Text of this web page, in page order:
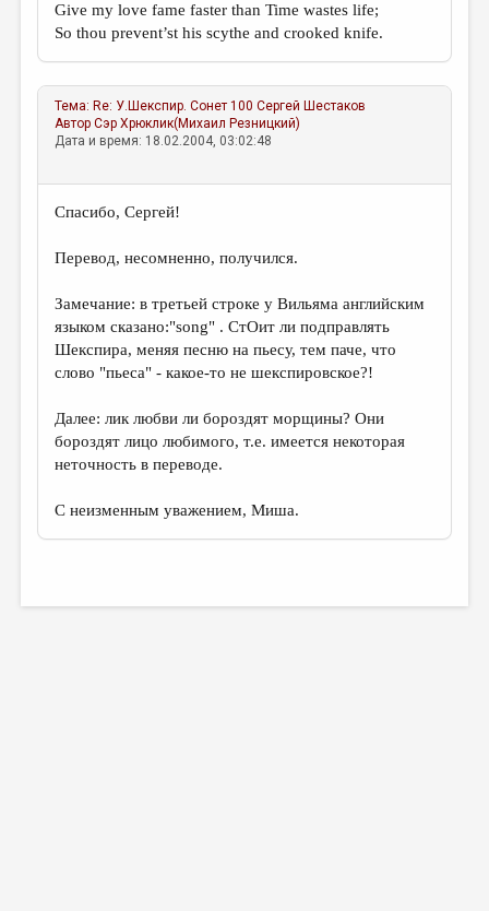
Give my love fame faster than Time wastes life;
So thou prevent’st his scythe and crooked knife.
Тема: Re: У.Шекспир. Сонет 100 Сергей Шестаков
АвторСэр Хрюклик(Михаил Резницкий)
Дата и время: 18.02.2004, 03:02:48
Спасибо, Сергей!
Перевод, несомненно, получился.
Замечание: в третьей строке у Вильяма английским
языком сказано:"song" . СтОит ли подправлять
Шекспира, меняя песню на пьесу, тем паче, что
слово "пьеса" - какое-то не шекспировское?!
Далее: лик любви ли бороздят морщины? Они
бороздят лицо любимого, т.е. имеется некоторая
неточность в переводе.
С неизменным уважением, Миша.